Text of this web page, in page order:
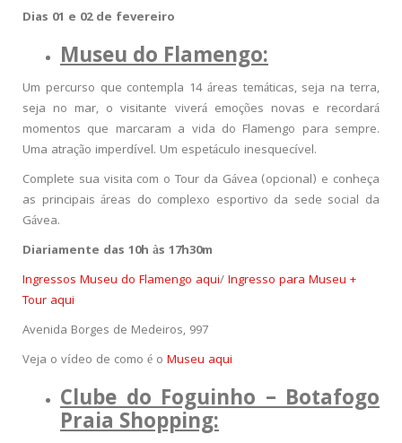
Dias 01 e 02 de fevereiro
Museu do Flamengo:
Um percurso que contempla 14 áreas temáticas, seja na terra,
seja no mar, o visitante viverá emoções novas e recordará
momentos que marcaram a vida do Flamengo para sempre.
Uma atração imperdível. Um espetáculo inesquecível.
Complete sua visita com o Tour da Gávea (opcional) e conheça
as principais áreas do complexo esportivo da sede social da
Gávea.
Diariamente das 10h às 17h30m
Ingressos Museu do Flamengo aqui/Ingresso para Museu +
Tour aqui
Avenida Borges de Medeiros, 997
Veja o vídeo de como é o Museu aqui
Clube do Foguinho – Botafogo
Praia Shopping: